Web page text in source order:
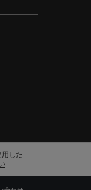
した